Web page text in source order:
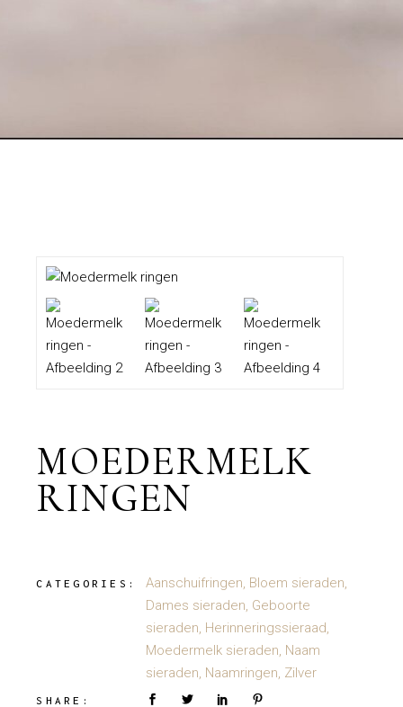
MOEDERMELK
RINGEN
CATEGORIES: Aanschuifringen, Bloem sieraden,
Dames sieraden, Geboorte
sieraden, Herinneringssieraad,
Moedermelk sieraden, Naam
sieraden, Naamringen, Zilver
SHARE: